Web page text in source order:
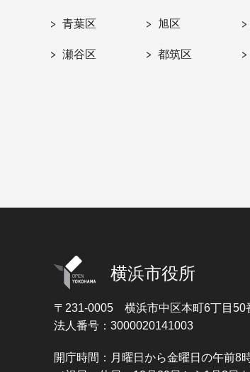
青葉区 旭区
瀬谷区 都筑区
横浜市役所
〒231-0005 横浜市中区本町6丁目50
法人番号：3000020141003
開庁時間：月曜日から金曜日の午前8